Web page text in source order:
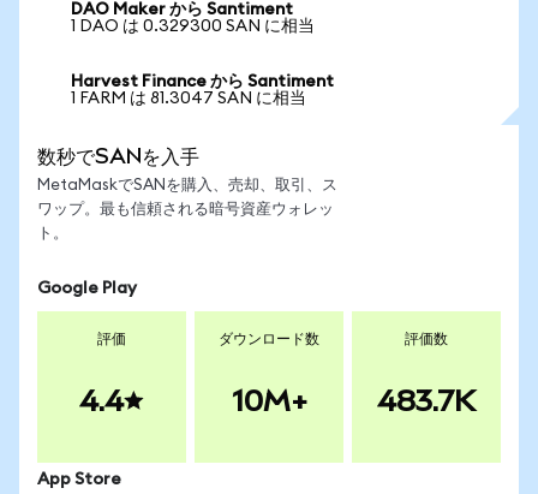
DAO Maker から Santiment
1 DAO は 0.329300 SAN に相当
Harvest Finance から Santiment
1 FARM は 81.3047 SAN に相当
数秒でSANを入手
MetaMaskでSANを購入、売却、取引、ス
ワップ。最も信頼される暗号資産ウォレッ
ト。
Google Play
評価
4.4
ダウンロード数
10M+
評価数
483.7K
App Store